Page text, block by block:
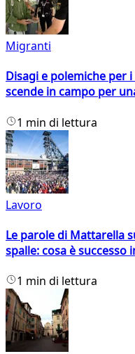
Migranti
Disagi e polemiche per
scende in campo per
1 min di lettura
Lavoro
Le parole di Mattarella
spalle: cosa è successo
1 min di lettura